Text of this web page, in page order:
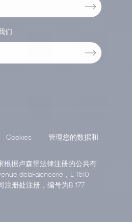
们
Cookies |
管理您的数据和
根据卢森堡法律注册的公共有
delaFaïencerie，L-1510
注册处注册，编号为B 177